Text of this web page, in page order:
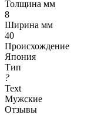
Толщина мм
8
Ширина мм
40
Происхождение
Япония
Тип
?
Text
Мужские
Отзывы